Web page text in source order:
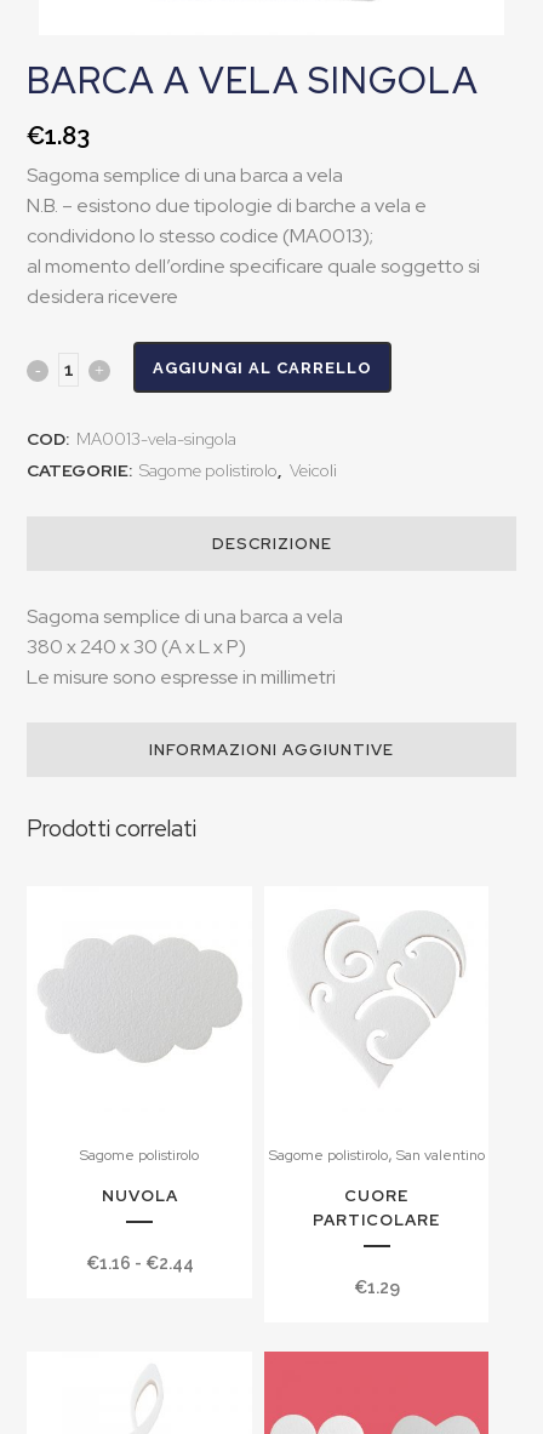
BARCA A VELA SINGOLA
€1.83
Sagoma semplice di una barca a vela
N.B. – esistono due tipologie di barche a vela e
condividono lo stesso codice (MA0013);
al momento dell’ordine specificare quale soggetto si
desidera ricevere
AGGIUNGI AL CARRELLO
COD: MA0013-vela-singola
CATEGORIE: Sagome polistirolo, Veicoli
DESCRIZIONE
Sagoma semplice di una barca a vela
380 x 240 x 30 (A x L x P)
Le misure sono espresse in millimetri
INFORMAZIONI AGGIUNTIVE
Prodotti correlati
Sagome polistirolo
NUVOLA
€1.16 - €2.44
Sagome polistirolo, San valentino
CUORE
PARTICOLARE
€1.29